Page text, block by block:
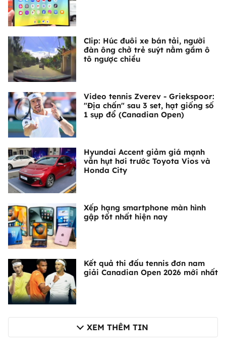
Clip: Húc đuôi xe bán tải, người
đàn ông chở trẻ suýt nằm gầm ô
tô ngược chiều
Video tennis Zverev - Griekspoor:
"Địa chấn" sau 3 set, hạt giống số
1 sụp đổ (Canadian Open)
Hyundai Accent giảm giá mạnh
vẫn hụt hơi trước Toyota Vios và
Honda City
Xếp hạng smartphone màn hình
gập tốt nhất hiện nay
Kết quả thi đấu tennis đơn nam
giải Canadian Open 2026 mới nhất
XEM THÊM TIN